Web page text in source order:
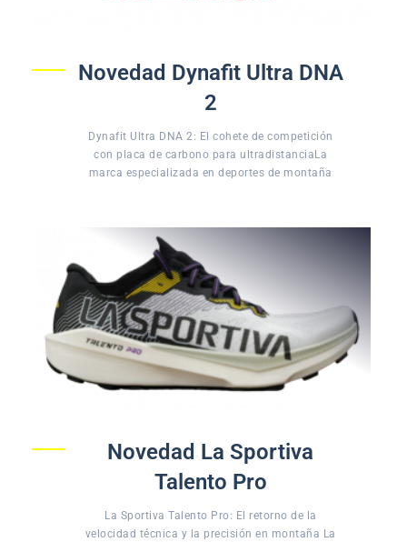
Novedad Dynafit Ultra DNA
2
Dynafit Ultra DNA 2: El cohete de competición
con placa de carbono para ultradistanciaLa
marca especializada en deportes de montaña
Novedad La Sportiva
Talento Pro
La Sportiva Talento Pro: El retorno de la
velocidad técnica y la precisión en montaña La